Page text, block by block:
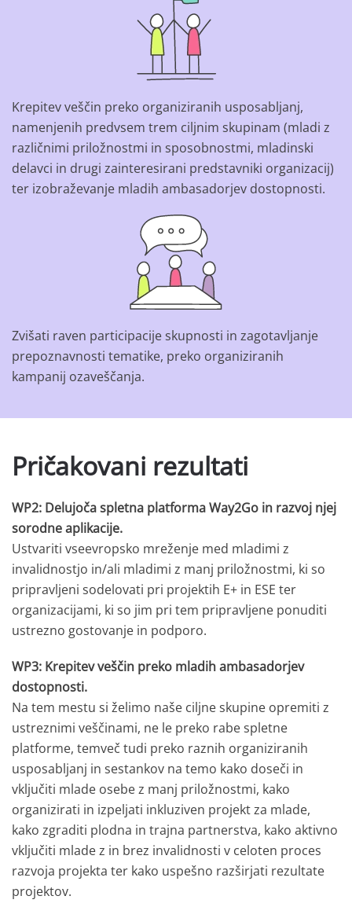
Krepitev veščin preko organiziranih usposabljanj,
namenjenih predvsem trem ciljnim skupinam (mladi z
različnimi priložnostmi in sposobnostmi, mladinski
delavci in drugi zainteresirani predstavniki organizacij)
ter izobraževanje mladih ambasadorjev dostopnosti.
Zvišati raven participacije skupnosti in zagotavljanje
prepoznavnosti tematike, preko organiziranih
kampanij ozaveščanja.
Pričakovani rezultati
WP2: Delujoča spletna platforma Way2Go in razvoj njej
sorodne aplikacije.
Ustvariti vseevropsko mreženje med mladimi z
invalidnostjo in/ali mladimi z manj priložnostmi, ki so
pripravljeni sodelovati pri projektih E+ in ESE ter
organizacijami, ki so jim pri tem pripravljene ponuditi
ustrezno gostovanje in podporo.
WP3: Krepitev veščin preko mladih ambasadorjev
dostopnosti.
Na tem mestu si želimo naše ciljne skupine opremiti z
ustreznimi veščinami, ne le preko rabe spletne
platforme, temveč tudi preko raznih organiziranih
usposabljanj in sestankov na temo kako doseči in
vključiti mlade osebe z manj priložnostmi, kako
organizirati in izpeljati inkluziven projekt za mlade,
kako zgraditi plodna in trajna partnerstva, kako aktivno
vključiti mlade z in brez invalidnosti v celoten proces
razvoja projekta ter kako uspešno razširjati rezultate
projektov.